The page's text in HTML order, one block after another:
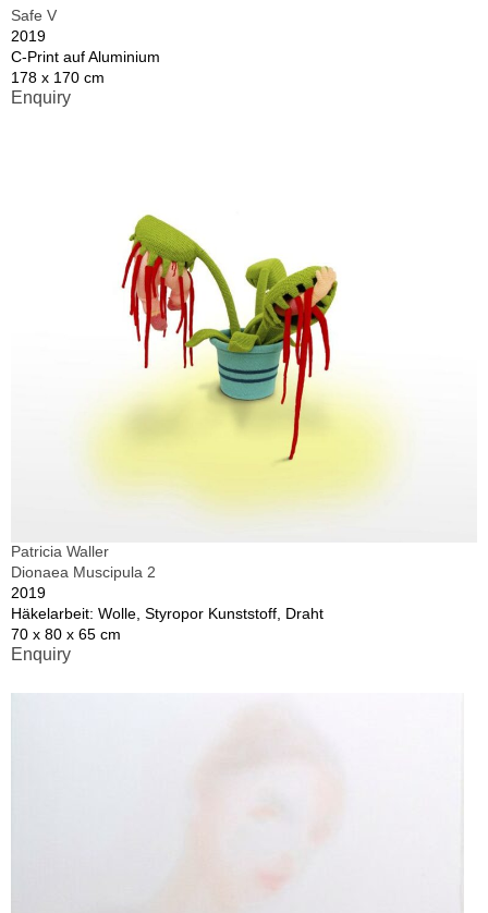
Safe V
2019
C-Print auf Aluminium
178 x 170 cm
Enquiry
Patricia Waller
Dionaea Muscipula 2
2019
Häkelarbeit: Wolle, Styropor Kunststoff, Draht
70 x 80 x 65 cm
Enquiry